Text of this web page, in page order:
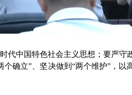
中国特色社会主义思想；要严守
确立”、坚决做到“两个维护”，